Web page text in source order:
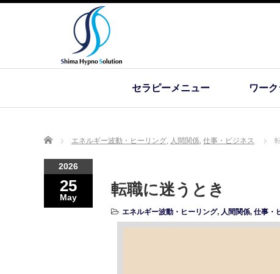
セラピーメニュー ワー
Home エネルギー波動・ヒーリング, 人間関係, 仕事・ビジネス
2026
25
May 転職に迷うとき
エネルギー波動・ヒーリング, 人間関係, 仕事・